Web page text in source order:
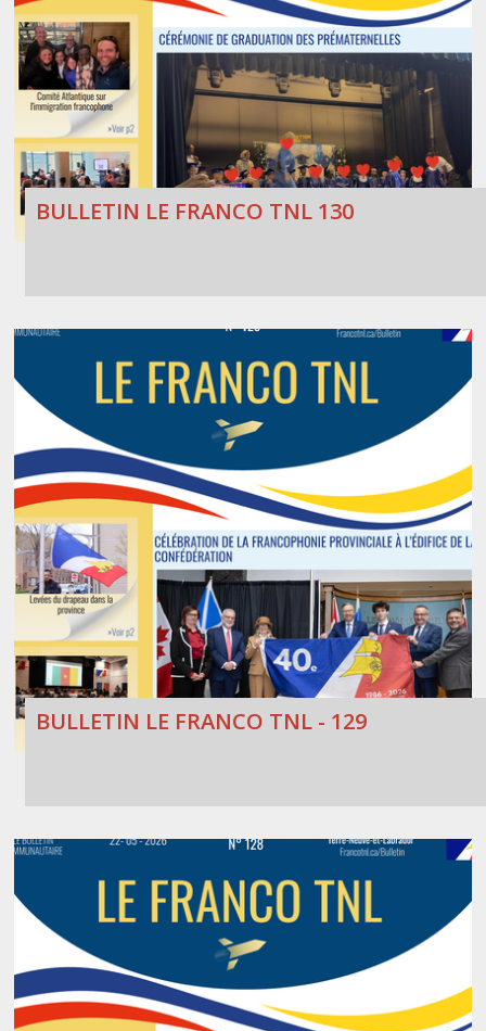
BULLETIN LE FRANCO TNL 130
BULLETIN LE FRANCO TNL - 129